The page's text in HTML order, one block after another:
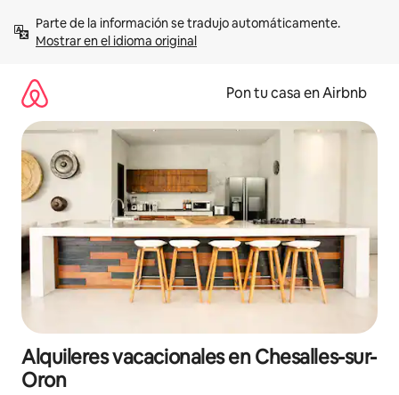
contenidoMostrar en el idioma original
Pon tu casa en Airbnb
Alquileres vacacionales en Chesalles-sur-
Oron